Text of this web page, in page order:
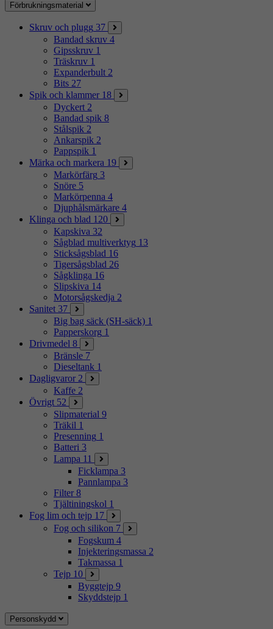
Förbrukningsmaterial
Skruv och plugg 37
Bandad skruv 4
Gipsskruv 1
Träskruv 1
Expanderbult 2
Bits 27
Spik och klammer 18
Dyckert 2
Bandad spik 8
Stålspik 2
Ankarspik 2
Pappspik 1
Märka och markera 19
Markörfärg 3
Snöre 5
Markörpenna 4
Djuphålsmärkare 4
Klinga och blad 120
Kapskiva 32
Sågblad multiverktyg 13
Sticksågsblad 16
Tigersågsblad 26
Sågklinga 16
Slipskiva 14
Motorsågskedja 2
Sanitet 37
Big bag säck (SH-säck) 1
Papperskorg 1
Drivmedel 8
Bränsle 7
Dieseltank 1
Dagligvaror 2
Kaffe 2
Övrigt 52
Slipmaterial 9
Träkil 1
Presenning 1
Batteri 3
Lampa 11
Ficklampa 3
Pannlampa 3
Filter 8
Tjältiningskol 1
Fog lim och tejp 17
Fog och silikon 7
Fogskum 4
Injekteringsmassa 2
Takmassa 1
Tejp 10
Byggtejp 9
Skyddstejp 1
Personskydd